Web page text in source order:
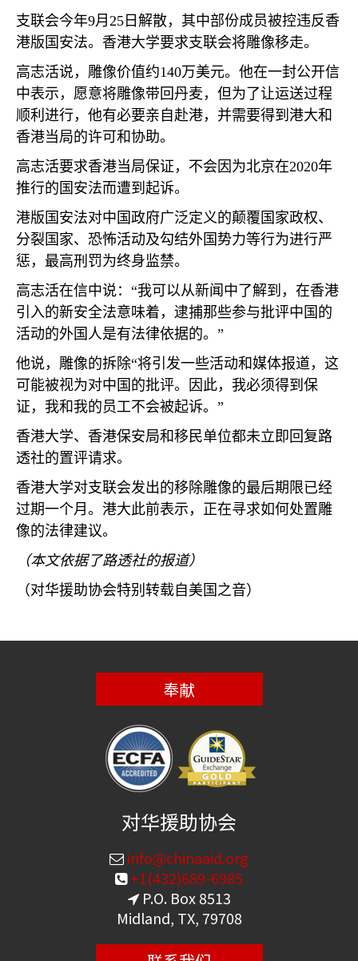
支联会今年9月 25 日解散，其中部份成员被控违反香
港版国安法。香港大学要求支联会将雕像移走。
高志活说，雕像价值约140万美元。他在一封公开信
中表示，愿意将雕像带回丹麦，但为了让运送过程
顺利进行，他有必要亲自赴港，并需要得到港大和
香港当局的许可和协助。
高志活要求香港当局保证，不会因为北京在2020年
推行的国安法而遭到起诉。
港版国安法对中国政府广泛定义的颠覆国家政权、
分裂国家、恐怖活动及勾结外国势力等行为进行严
惩，最高刑罚为终身监禁。
高志活在信中说：“我可以从新闻中了解到，在香港
引入的新安全法意味着，逮捕那些参与批评中国的
活动的外国人是有法律依据的。”
他说，雕像的拆除“将引发一些活动和媒体报道，这
可能被视为对中国的批评。因此，我必须得到保
证，我和我的员工不会被起诉。”
香港大学、香港保安局和移民单位都未立即回复路
透社的置评请求。
香港大学对支联会发出的移除雕像的最后期限已经
过期一个月。港大此前表示，正在寻求如何处置雕
像的法律建议。
（本文依据了路透社的报道）
（对华援助协会特别转载自美国之音）
奉献
对华援助协会
info@chinaaid.org
+1(432)689-6985
P.O. Box 8513
Midland, TX, 79708